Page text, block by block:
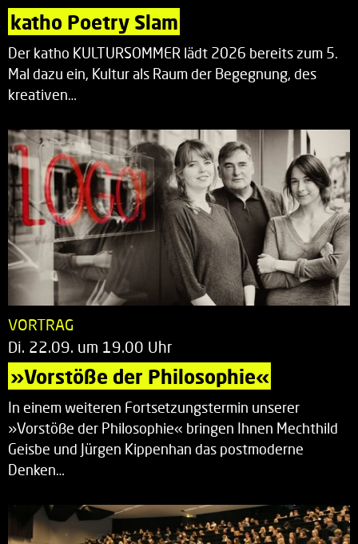
katho Poetry Slam
Der katho KULTURSOMMER lädt 2026 bereits zum 5.
Mal dazu ein, Kultur als Raum der Begegnung, des
kreativen…
VORTRAG
Di. 22.09. um 19.00 Uhr
»Vorstöße der Philosophie«
In einem weiteren Fortsetzungstermin unserer
»Vorstöße der Philosophie« bringen Ihnen Mechthild
Geisbe und Jürgen Kippenhan das postmoderne
Denken…